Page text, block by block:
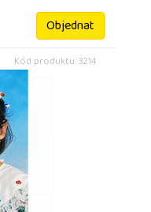
Objednat
Kód produktu: 3214